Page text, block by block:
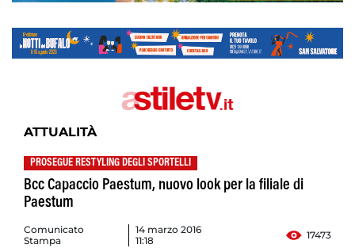
ATTUALITÀ
PROSEGUE RESTYLING DEGLI SPORTELLI
Bcc Capaccio Paestum, nuovo look per la filiale di
Paestum
Comunicato
Stampa
14 marzo 2016
11:18
17473